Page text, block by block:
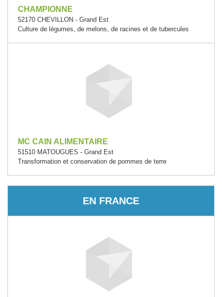
CHAMPIONNE
52170 CHEVILLON - Grand Est
Culture de légumes, de melons, de racines et de tubercules
MC CAIN ALIMENTAIRE
51510 MATOUGUES - Grand Est
Transformation et conservation de pommes de terre
EN FRANCE